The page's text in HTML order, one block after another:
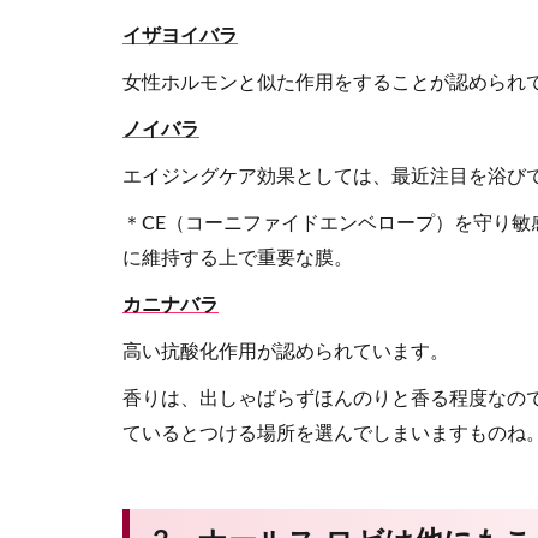
イザヨイバラ
女性ホルモンと似た作用をすることが認められ
ノイバラ
エイジングケア効果としては、最近注目を浴び
＊CE（コーニファイドエンベロープ）を守り
に維持する上で重要な膜。
カニナバラ
高い抗酸化作用が認められています。
香りは、出しゃばらずほんのりと香る程度な
ているとつける場所を選んでしまいますものね